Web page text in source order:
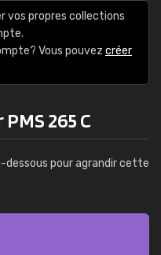
vos propres collections
Vous pouvez créer
265 C
dessous pour agrandir cette